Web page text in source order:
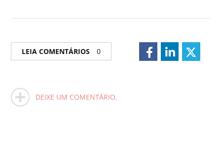
LEIA COMENTÁRIOS 0
DEIXE UM COMENTÁRIO.